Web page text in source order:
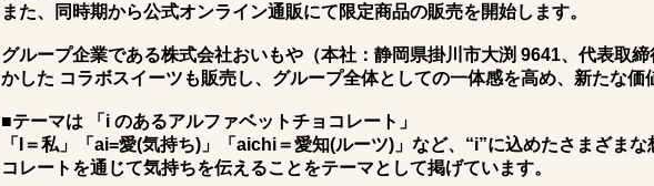
また、同時期から公式オンライン通販にて限定商品の販売を開始します。
グループ企業である株式会社おいもや（本社：静岡県掛川市大渕 9641、代表取
かした コラボスイーツも販売し、グループ全体としての一体感を高め、新たな価
■テーマは 「i のあるアルファベットチョコレート」
「I＝私」「ai=愛(気持ち)」「aichi＝愛知(ルーツ)」など、“i”に込めたさまざま
コレートを通じて気持ちを伝えることをテーマとして掲げています。